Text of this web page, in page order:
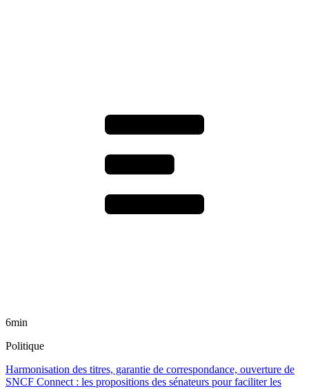
6min
Politique
Harmonisation des titres, garantie de correspondance, ouverture de
SNCF Connect : les propositions des sénateurs pour faciliter les